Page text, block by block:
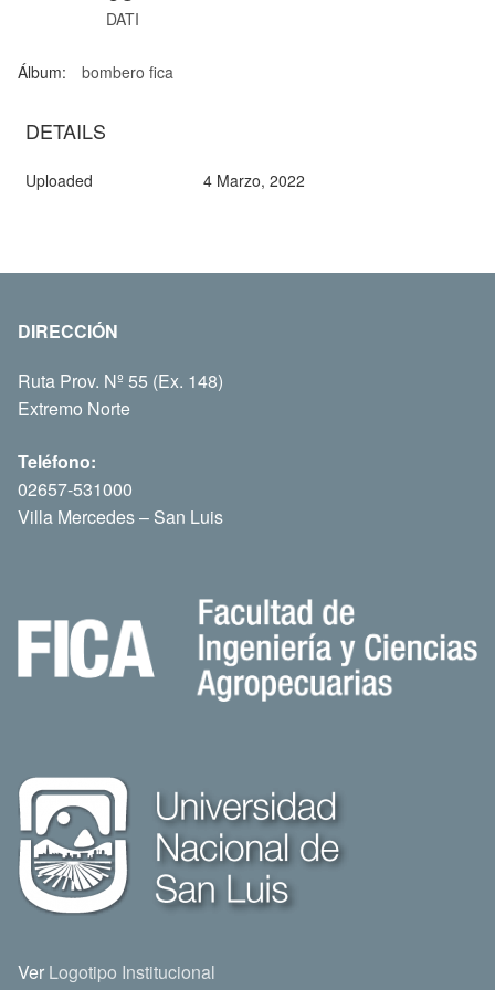
DATI
Álbum: bombero fica
DETAILS
Uploaded 4 Marzo, 2022
DIRECCIÓN
Ruta Prov. Nº 55 (Ex. 148)
Extremo Norte
Teléfono:
02657-531000
Villa Mercedes – San Luis
Ver Logotipo Institucional